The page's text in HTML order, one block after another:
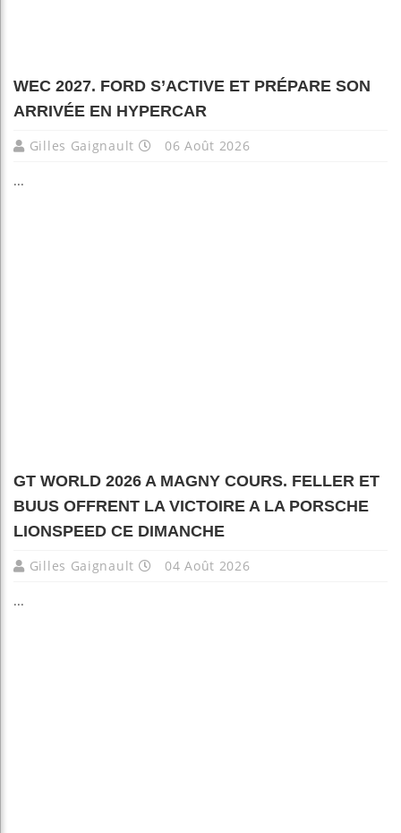
WEC 2027. FORD S’ACTIVE ET PRÉPARE SON
ARRIVÉE EN HYPERCAR
Gilles Gaignault 06 Août 2026
...
GT WORLD 2026 A MAGNY COURS. FELLER ET
BUUS OFFRENT LA VICTOIRE A LA PORSCHE
LIONSPEED CE DIMANCHE
Gilles Gaignault 04 Août 2026
...